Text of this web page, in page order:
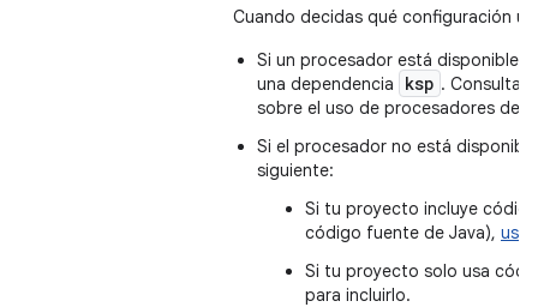
Cuando decidas qué configuración
Si un procesador está disponible
una dependencia
ksp . Consulta
sobre el uso de procesadores de
Si el procesador no está
siguiente:
Si tu proyecto incluye
código fuente de Java), usa
Si tu proyecto solo usa
para incluirlo.